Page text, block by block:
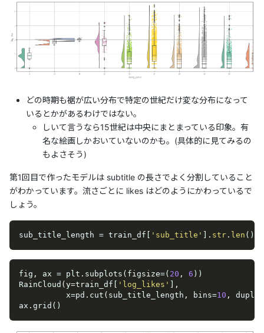
どの時期も裾が広い分布で特定の世紀だけ変な分布になって
いるとかがあるわけではない。
しいて言うなら15世紀は中央にまとまっている印象。有
名な絵画しかおいていないのかも。(具体的に見てみるの
もよさそう)
第1回目で作ったモデルは subtitle の長さでよく分割していること
がわかっています。流さごとに likes はどのようにかわっているで
しょう。
sub_title_length = train_df[ 'sub_title' ]. str . len
fig, ax = plt.subplots(figsize=( 20 , 6 ))
RainCloud(y=train_df[
'log_likes'
],
          x=pd.cut(sub_title_length, bins=
10 ,
ax.grid()